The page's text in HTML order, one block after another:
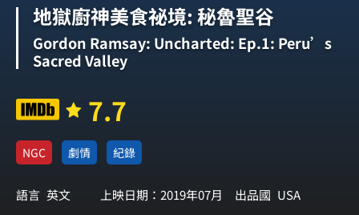
地獄廚神美食祕境: 秘魯聖谷
Gordon Ramsay: Uncharted: Ep.1: Peru’s
Sacred Valley
7.7
NGC 劇情 紀錄
語言 英文 上映日期：2019年07月 出品國 USA